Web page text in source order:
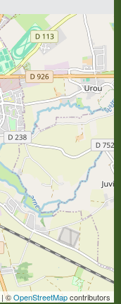
| ©OpenStreetMapcontributors